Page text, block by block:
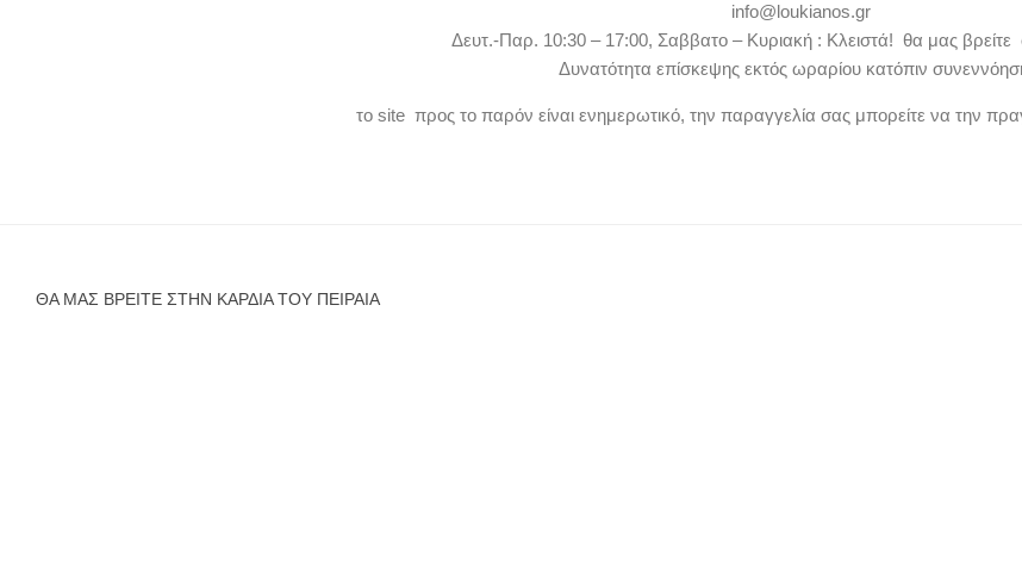
info@loukianos.gr
Δευτ.-Παρ. 10:30 – 17:00, Σαββατο – Κυριακή : Κλειστά! θα μας
Δυνατότητα επίσκεψης εκτός ωραρίου κατόπιν
το site προς το παρόν είναι ενημερωτικό, την παραγγελία σας μπορείτε να την
ΘΑ ΜΑΣ ΒΡΕΊΤΕ ΣΤΗΝ ΚΑΡΔΙΆ ΤΟΥ ΠΕΙΡΑΙΆ